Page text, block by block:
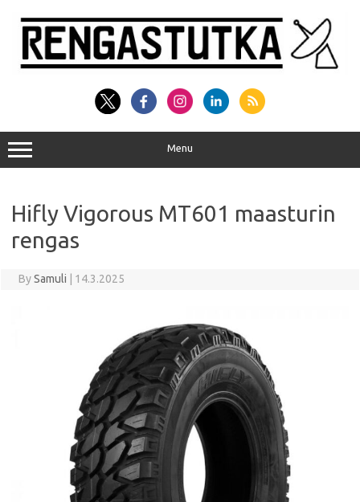
content
Menu
Hifly Vigorous MT601 maasturin
rengas
BySamuli 14.3.2025